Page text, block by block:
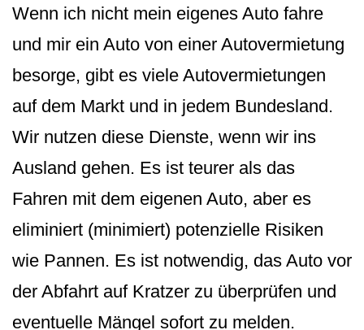
Wenn ich nicht mein eigenes Auto fahre
und mir ein Auto von einer Autovermietung
besorge, gibt es viele Autovermietungen
auf dem Markt und in jedem Bundesland.
Wir nutzen diese Dienste, wenn wir ins
Ausland gehen. Es ist teurer als das
Fahren mit dem eigenen Auto, aber es
eliminiert (minimiert) potenzielle Risiken
wie Pannen. Es ist notwendig, das Auto vor
der Abfahrt auf Kratzer zu überprüfen und
eventuelle Mängel sofort zu melden.